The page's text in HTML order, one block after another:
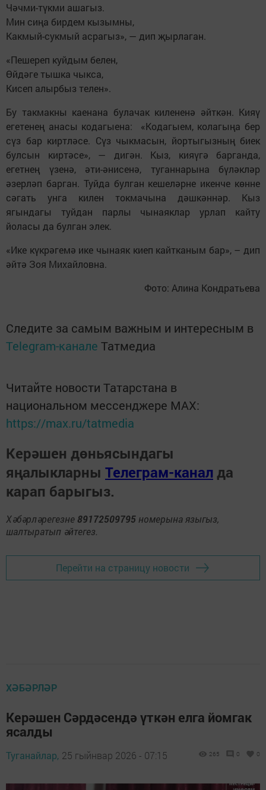
Чәчми-түкми ашагыз.
Мин сиңа бирдем кызымны,
Какмый-сукмый асрагыз», — дип җырлаган.
«Пешереп куйдым белен,
Өйдәге тышка чыкса,
Кисеп алырбыз телен».
Бу такмакны каенана булачак килененә әйткән. Кияү
егетенең анасы кодагыена: «Кодагыем, колагыңа бер
сүз бар киртләсе. Сүз чыкмасын, йортыгызның биек
булсын киртәсе», — дигән. Кыз, кияүгә барганда,
егетнең үзенә, әти-әнисенә, туганнарына бүләкләр
әзерләп барган. Туйда булган кешеләрне икенче көнне
сәгать унга килен токмачына дәшкәннәр. Кыз
ягындагы туйдан парлы чынаяклар урлап кайту
йоласы да булган элек.
«Ике күкрәгемә ике чынаяк киеп кайтканым бар», – дип
әйтә Зоя Михайловна.
Фото: Алина Кондратьева
Следите за самым важным и интересным в
Telegram-канале Татмедиа
Читайте новости Татарстана в
национальном мессенджере MАХ:
https://max.ru/tatmedia
Керәшен дөньясындагы
яңалыкларны Телеграм-канал да
карап барыгыз.
Хәбәрләрегезне 89172509795 номерына языгыз,
шалтыратып әйтегез.
Перейти на страницу новости
ХӘБӘРЛӘР
Керәшен Сәрдәсендә үткән елга йомгак
ясалды
Туганайлар, 25 гыйнвар 2026 - 07:15 265 0 0